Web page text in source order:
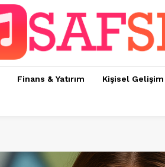
Finans & Yatırım Kişisel Gelişim